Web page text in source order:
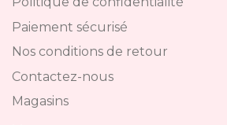
Paiement sécurisé
Nos conditions de retour
Contactez-nous
Magasins